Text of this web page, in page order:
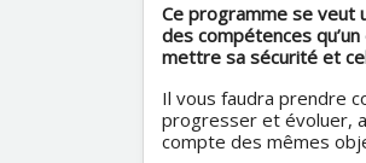
Ce programme se veut
des compétences
mettre sa sécurité et
Il vous faudra prendre
progresser et évoluer,
compte des mêmes